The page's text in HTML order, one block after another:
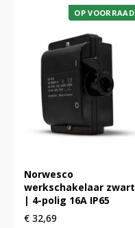
OP VOORRAAD
Norwesco
werkschakelaar zwart
| 4-polig 16A IP65
€ 32,69